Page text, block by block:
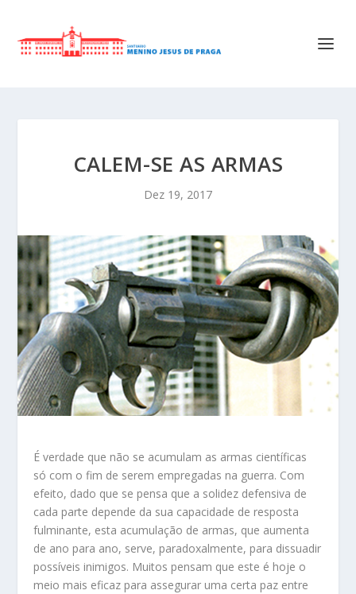
CALEM-SE AS ARMAS
Dez 19, 2017
É verdade que não se acumulam as armas científicas
só com o fim de serem empregadas na guerra. Com
efeito, dado que se pensa que a solidez defensiva de
cada parte depende da sua capacidade de resposta
fulminante, esta acumulação de armas, que aumenta
de ano para ano, serve, paradoxalmente, para dissuadir
possíveis inimigos. Muitos pensam que este é hoje o
meio mais eficaz para assegurar uma certa paz entre